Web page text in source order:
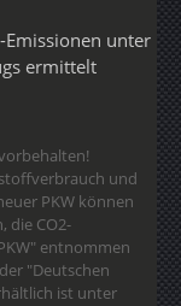
Emissionen unter
ermittelt
und
PKW können
die CO2-
entnommen
"Deutschen
ist unter